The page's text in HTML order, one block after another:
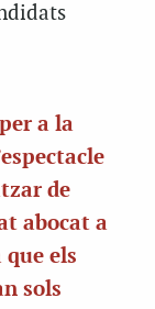
a la
de
abocat a
que els
sols